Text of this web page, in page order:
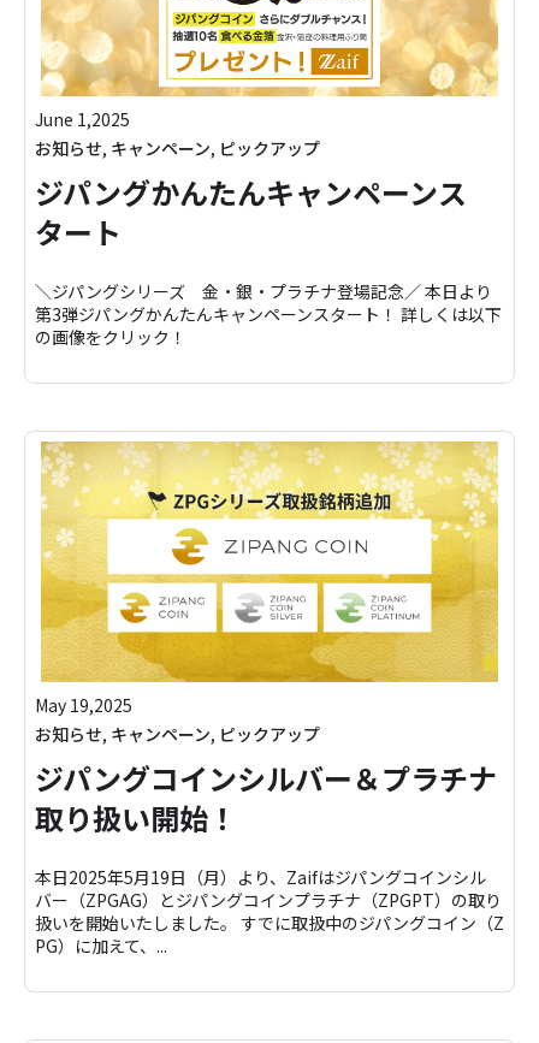
June 1,2025
お知らせ, キャンペーン, ピックアップ
ジパングかんたんキャンペーンス
タート
＼ジパングシリーズ 金・銀・プラチナ登場記念／ 本日より
第3弾ジパングかんたんキャンペーンスタート！ 詳しくは以下
の画像をクリック！
May 19,2025
お知らせ, キャンペーン, ピックアップ
ジパングコインシルバー＆プラチナ
取り扱い開始！
本日2025年5月19日（月）より、Zaifはジパングコインシル
バー（ZPGAG）とジパングコインプラチナ（ZPGPT）の取り
扱いを開始いたしました。 すでに取扱中のジパングコイン（Z
PG）に加えて、...